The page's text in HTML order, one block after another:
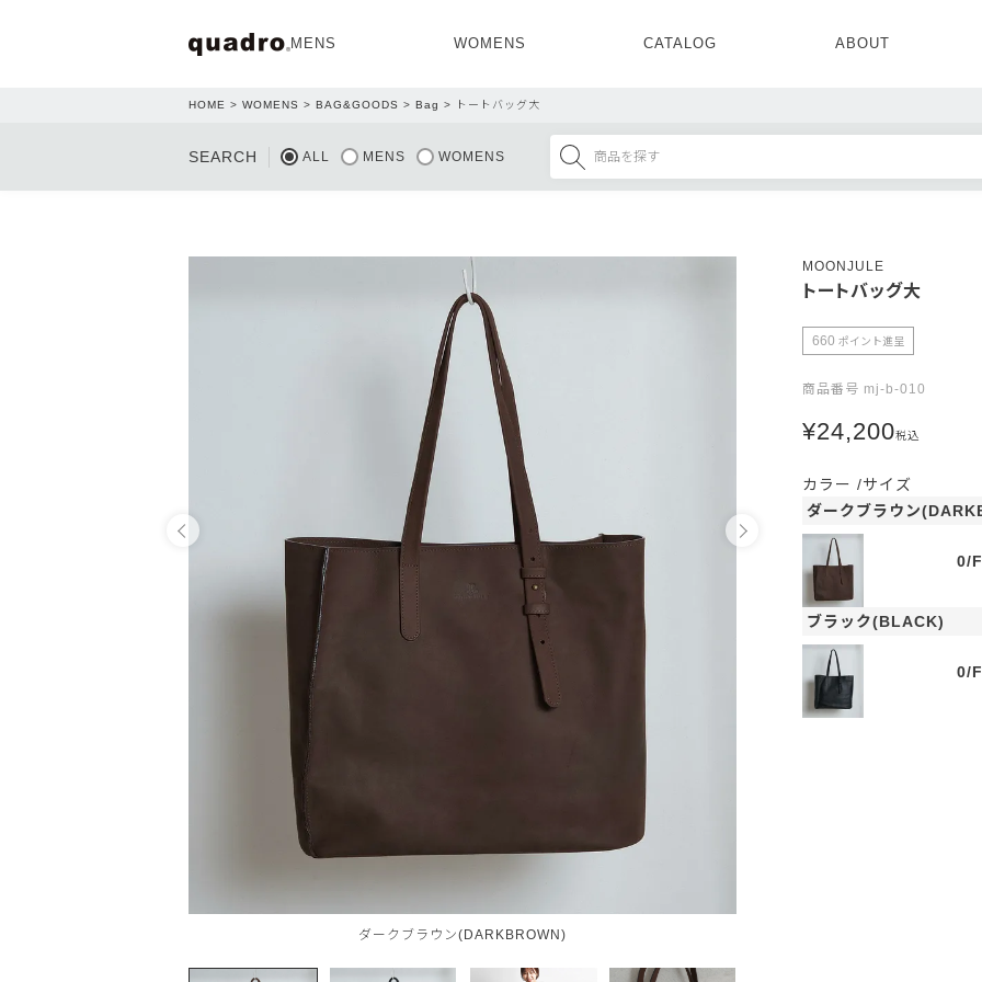
MENS
TOPS OUTER
WOMENS
TOPS OUTER
CATALOG ABOUT
CONCEPT
HOME WOMENS BAG&GOODS Bag トートバッグ大
SEARCH ALL MENS WOMENS
ダークブラウン(DARKBROWN)
MOONJULE
トートバッグ大
660 ポイント進呈
商品番号 mj-b-010
¥24,200税込
カラー
サイズ
ダークブラウン
0/F
ブラック(BLACK)
0/F